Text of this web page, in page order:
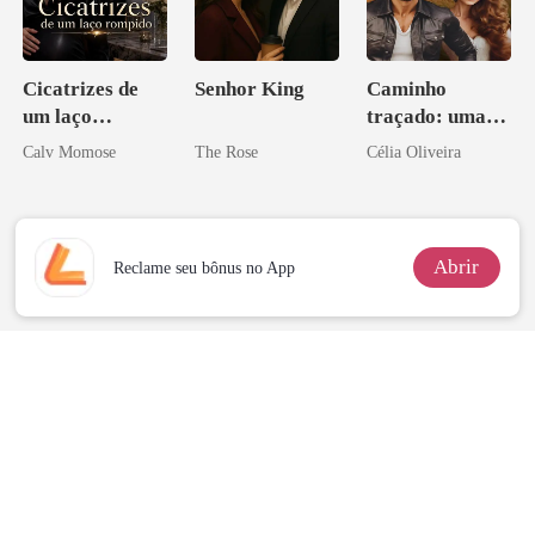
Cicatrizes de
um laço
rompido
Calv Momose
Senhor King
The Rose
Caminho
traçado: uma
babá na fazenda
Célia Oliveira
Reclame seu bônus no App Abrir